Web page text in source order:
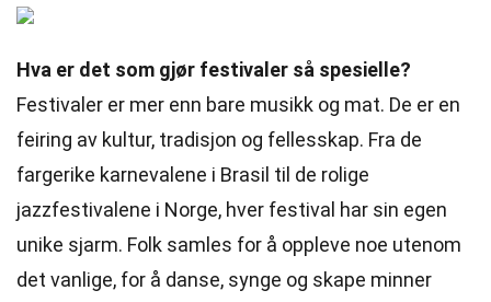
Hva er det som gjør festivaler så spesielle?
Festivaler er mer enn bare musikk og mat. De er en
feiring av kultur, tradisjon og fellesskap. Fra de
fargerike karnevalene i Brasil til de rolige
jazzfestivalene i Norge, hver festival har sin egen
unike sjarm. Folk samles for å oppleve noe utenom
det vanlige, for å danse, synge og skape minner